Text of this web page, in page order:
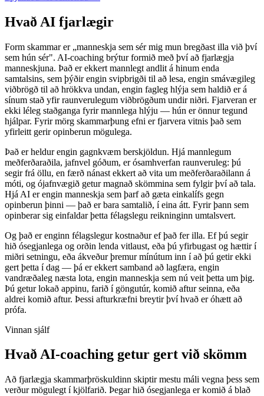
Hvað AI fjarlægir
Form skammar er „manneskja sem sér mig mun bregðast illa við því
sem hún sér". AI-coaching brýtur formið með því að fjarlægja
manneskjuna. Það er ekkert mannlegt andlit á hinum enda
samtalsins, sem þýðir engin svipbrigði til að lesa, engin smávægileg
viðbrögð til að hrökkva undan, engin fagleg hlýja sem haldið er á
sínum stað yfir raunverulegum viðbrögðum undir niðri. Fjarveran er
ekki léleg staðganga fyrir mannlega hlýju — hún er önnur tegund
hjálpar. Fyrir mörg skammarþung efni er fjarvera vitnis það sem
yfirleitt gerir opinberun mögulega.
Það er heldur engin gagnkvæm berskjöldun. Hjá mannlegum
meðferðaraðila, jafnvel góðum, er ósamhverfan raunveruleg: þú
segir frá öllu, en færð nánast ekkert að vita um meðferðaraðilann á
móti, og ójafnvægið getur magnað skömmina sem fylgir því að tala.
Hjá AI er engin manneskja sem þarf að gæta einkalífs gegn
opinberun þinni — það er bara samtalið, í eina átt. Fyrir þann sem
opinberar sig einfaldar þetta félagslegu reikninginn umtalsvert.
Og það er enginn félagslegur kostnaður ef það fer illa. Ef þú segir
hið ósegjanlega og orðin lenda vitlaust, eða þú yfirbugast og hættir í
miðri setningu, eða ákveður þremur mínútum inn í að þú getir ekki
gert þetta í dag — þá er ekkert samband að lagfæra, engin
vandræðaleg næsta lota, engin manneskja sem nú veit þetta um þig.
Þú getur lokað appinu, farið í göngutúr, komið aftur seinna, eða
aldrei komið aftur. Þessi afturkræfni breytir því hvað er óhætt að
prófa.
Vinnan sjálf
Hvað AI-coaching getur gert við skömm
Að fjarlægja skammarþröskuldinn skiptir mestu máli vegna þess sem
verður mögulegt í kjölfarið. Þegar hið ósegjanlega er komið á blað